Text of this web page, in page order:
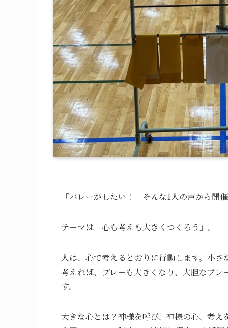
「バレーがしたい！」そんな1人の声から開
テーマは「心も考えも大きくつくろう」。
人は、心で考えるとおりに行動します。小
考えれば、プレーも大きくなり、大胆なプ
す。
大きな心とは？神様を呼び、神様の心、考